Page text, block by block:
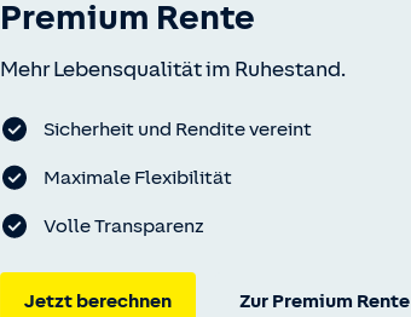
Premium Rente
Mehr Lebensqualität im Ruhestand.
Sicherheit und Rendite vereint
Maximale Flexibilität
Volle Transparenz
Jetzt berechnen Zur Premium Rente